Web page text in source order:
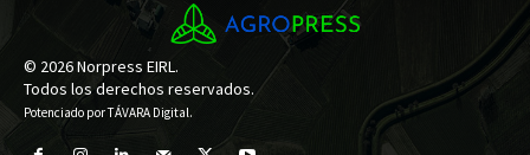
© 2026 Norpress EIRL.
Todos los derechos reservados.
Potenciado porTÁVARA Digital.